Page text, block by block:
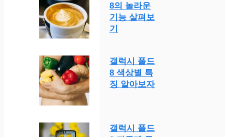
8의 놀라운
기능 살펴보
기
갤럭시 폴드
8 색상별 특
징 알아보자
갤럭시 폴드